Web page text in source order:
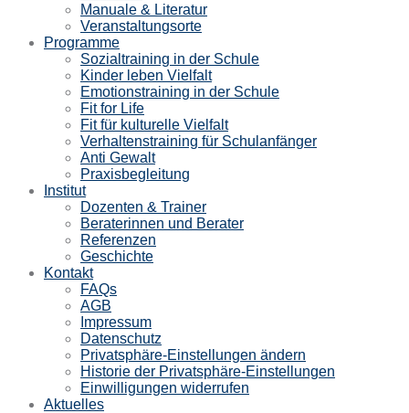
Manuale & Literatur
Veranstaltungsorte
Programme
Sozialtraining in der Schule
Kinder leben Vielfalt
Emotionstraining in der Schule
Fit for Life
Fit für kulturelle Vielfalt
Verhaltenstraining für Schulanfänger
Anti Gewalt
Praxisbegleitung
Institut
Dozenten & Trainer
Beraterinnen und Berater
Referenzen
Geschichte
Kontakt
FAQs
AGB
Impressum
Datenschutz
Privatsphäre-Einstellungen ändern
Historie der Privatsphäre-Einstellungen
Einwilligungen widerrufen
Aktuelles